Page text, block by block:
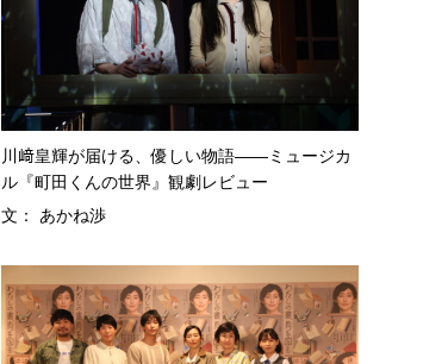
川﨑皇輝が届ける、優しい物語――ミュージカ
ル『町田くんの世界』観劇レビュー
文： あかね渉